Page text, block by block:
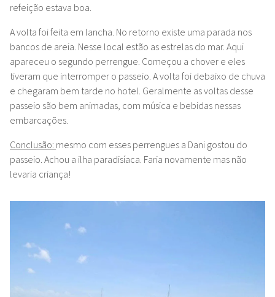
refeição estava boa.
A volta foi feita em lancha. No retorno existe uma parada nos
bancos de areia. Nesse local estão as estrelas do mar. Aqui
apareceu o segundo perrengue. Começou a chover e eles
tiveram que interromper o passeio. A volta foi debaixo de chuva
e chegaram bem tarde no hotel. Geralmente as voltas desse
passeio são bem animadas, com música e bebidas nessas
embarcações.
Conclusão: mesmo com esses perrengues a Dani gostou do
passeio. Achou a ilha paradisíaca. Faria novamente mas não
levaria criança!